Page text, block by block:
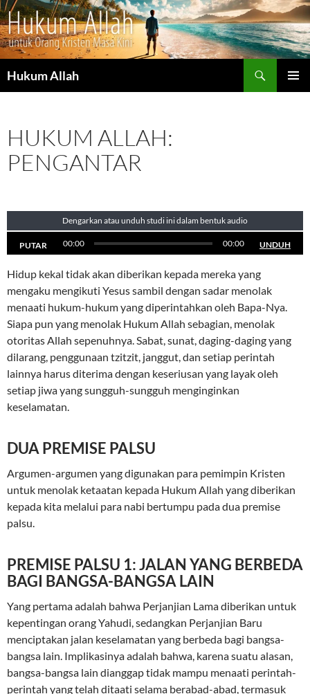
Hukum Allah
HUKUM ALLAH:
PENGANTAR
Dengarkan atau unduh studi ini dalam bentuk audio
PUTAR 00:00 00:00 UNDUH
Hidup kekal tidak akan diberikan kepada mereka yang
mengaku mengikuti Yesus sambil dengan sadar menolak
menaati hukum-hukum yang diperintahkan oleh Bapa-Nya.
Siapa pun yang menolak Hukum Allah sebagian, menolak
otoritas Allah sepenuhnya. Sabat, sunat, daging-daging yang
dilarang, penggunaan tzitzit, janggut, dan setiap perintah
lainnya harus diterima dengan keseriusan yang layak oleh
setiap jiwa yang sungguh-sungguh menginginkan
keselamatan.
DUA PREMISE PALSU
Argumen-argumen yang digunakan para pemimpin Kristen
untuk menolak ketaatan kepada Hukum Allah yang diberikan
kepada kita melalui para nabi bertumpu pada dua premise
palsu.
PREMISE PALSU 1: JALAN YANG BERBEDA
BAGI BANGSA-BANGSA LAIN
Yang pertama adalah bahwa Perjanjian Lama diberikan untuk
kepentingan orang Yahudi, sedangkan Perjanjian Baru
menciptakan jalan keselamatan yang berbeda bagi bangsa-
bangsa lain. Implikasinya adalah bahwa, karena suatu alasan,
bangsa-bangsa lain dianggap tidak mampu menaati perintah-
perintah yang telah ditaati selama berabad-abad, termasuk